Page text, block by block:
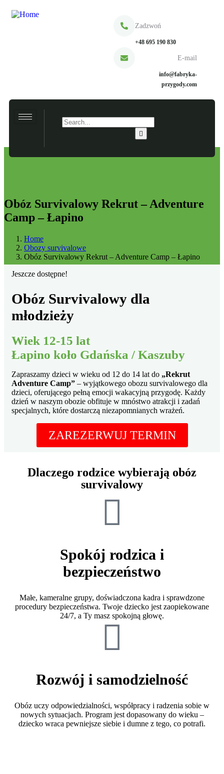
Zadzwoń
+48 695 190 830
E-mail
info@fabryka-
przygody.com
Obóz Survivalowy Rekrut – Adventure
Camp – Łapino
Home
Obozy survivalowe
Obóz Survivalowy Rekrut – Adventure Camp – Łapino
Jeszcze dostępne!
Obóz Survivalowy dla
młodzieży
Wiek 12-15 lat
Łapino koło Gdańska / Kaszuby
Zapraszamy dzieci w wieku od 12 do 14 lat do „Rekrut
Adventure Camp” – wyjątkowego obozu survivalowego dla
dzieci, oferującego pełną emocji wakacyjną przygodę. Każdy
dzień w naszym obozie obfituje w mnóstwo atrakcji i zadań
specjalnych, które dostarczą niezapomnianych wrażeń.
ZAREZERWUJ TERMIN
Dlaczego rodzice wybierają obóz
survivalowy
Spokój rodzica i
bezpieczeństwo
Małe, kameralne grupy, doświadczona kadra i sprawdzone
procedury bezpieczeństwa. Twoje dziecko jest zaopiekowane
24/7, a Ty masz spokojną głowę.
Rozwój i samodzielność
Obóz uczy odpowiedzialności, współpracy i radzenia sobie w
nowych sytuacjach. Program jest dopasowany do wieku –
dziecko wraca pewniejsze siebie i dumne z tego, co potrafi.